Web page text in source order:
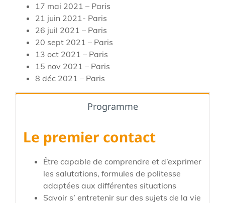
17 mai 2021 – Paris
21 juin 2021- Paris
26 juil 2021 – Paris
20 sept 2021 – Paris
13 oct 2021 – Paris
15 nov 2021 – Paris
8 déc 2021 – Paris
Programme
Le premier contact
Être capable de comprendre et d’exprimer
les salutations, formules de politesse
adaptées aux différentes situations
Savoir s’ entretenir sur des sujets de la vie